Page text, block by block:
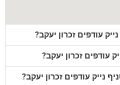
עודפים זכרון יעקב?
עודפים זכרון יעקב?
נייק עודפים זכרון יעקב?